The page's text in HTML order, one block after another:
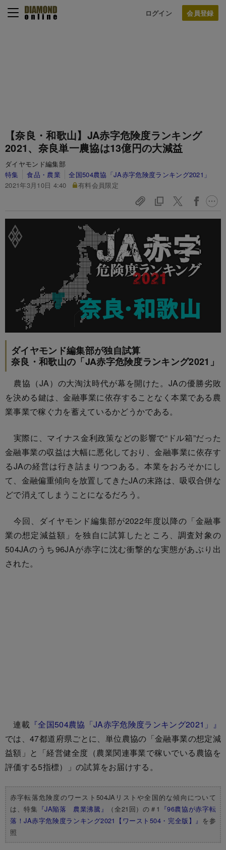
ログイン
【奈良・和歌山】JA赤字危険度ランキング
2021、奈良単一農協は13億円の大減益
ダイヤモンド編集部
特集
食品・農業
全国504農協「JA赤字危険度ランキング2021」
2021年3月10日 4:40
有料会員限定
ダイヤモンド編集部が独自試算
奈良・和歌山の「JA赤字危険度ランキング2021」
農協（JA）の大淘汰時代が幕を開けた。JAの優勝劣敗
を決める鍵は、金融事業に依存することなく本業である農
業事業で稼ぐ力を蓄えているかどうかである。
実際に、マイナス金利政策などの影響で“ドル箱”だった
金融事業の収益は大幅に悪化しており、金融事業に依存す
るJAの経営は行き詰まりつつある。本業をおろそかにし
て、金融偏重傾向を放置してきたJAの末路は、吸収合併な
どで消えてしまうことになるだろう。
今回、ダイヤモンド編集部が2022年度以降の「金融事
業の想定減益額」を独自に試算したところ、調査対象の
504JAのうち96JAが赤字に沈む衝撃的な実態があぶり出
された。
連載 『全国504農協「JA赤字危険度ランキング2021」』
では、47都道府県ごとに、単位農協の「金融事業の想定減
益額」と「経営健全度（農業関連事業で稼いでいる農協を
評価する5指標）」の試算をお届けする。
赤字転落危険度のワースト504JAリストや全国的な傾向について
は、特集 『JA陥落 農業沸騰』 （全21回）の＃1 『96農協が赤字転
落！JA赤字危険度ランキング2021【ワースト504・完全版】』 を参
照